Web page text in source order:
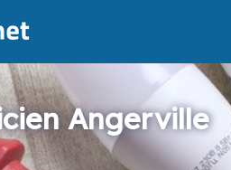
Angerville